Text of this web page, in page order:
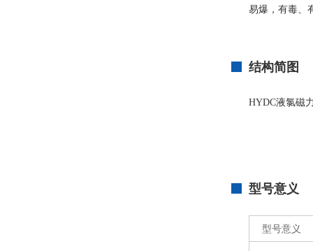
易爆，有毒、
结构简图
HYDC液氯磁
型号意义
型号意义